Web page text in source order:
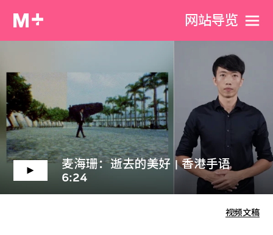
网站导览
麦海珊：逝去的美好 | 香港手语
6:24
视频文稿